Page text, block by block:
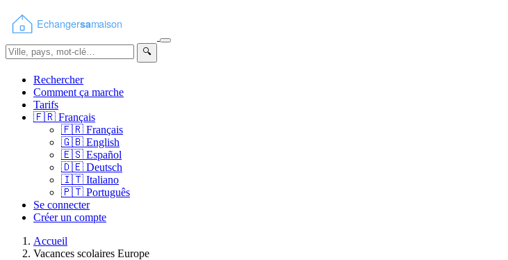
🔍
Rechercher
Comment ça marche
Tarifs
🇫🇷 Français
🇫🇷 Français
🇬🇧 English
🇪🇸 Español
🇩🇪 Deutsch
🇮🇹 Italiano
🇵🇹 Português
Se connecter
Créer un compte
Accueil
Vacances scolaires Europe